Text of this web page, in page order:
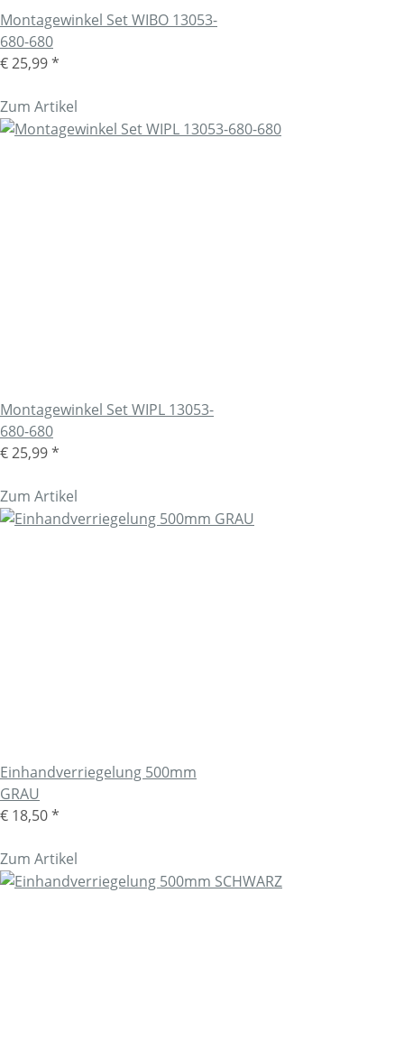
Montagewinkel Set WIBO 13053-
680-680
€ 25,99*
Zum Artikel
Montagewinkel Set WIPL 13053-
680-680
€ 25,99*
Zum Artikel
Einhandverriegelung 500mm
GRAU
€ 18,50*
Zum Artikel